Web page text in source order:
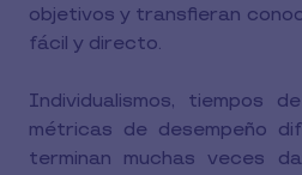
objetivos y transfieran
fácil y directo.
Individualismos, tiempos
métricas de desempeño
terminan muchas veces